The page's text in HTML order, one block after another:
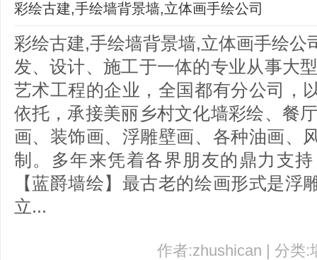
彩绘古建,手绘墙背景墙,立体画手绘公司
彩绘古建,手绘墙背景墙,立体画手绘公
发、设计、施工于一体的专业从事大
艺术工程的企业，全国都有分公司，
依托，承接美丽乡村文化墙彩绘、餐
画、装饰画、浮雕壁画、各种油画、
制。多年来凭着各界朋友的鼎力支
【蓝爵墙绘】最古老的绘画形式是浮
立...
作者:zhushican | 分类: